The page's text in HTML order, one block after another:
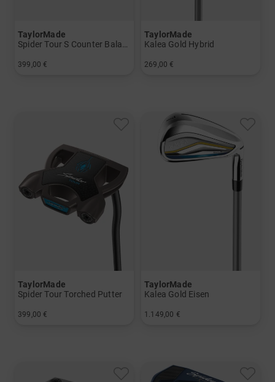
TaylorMade
Spider Tour S Counter Balance Putter
399,00 €
TaylorMade
Kalea Gold Hybrid
269,00 €
TaylorMade
Spider Tour Torched Putter
399,00 €
TaylorMade
Kalea Gold Eisen
1.149,00 €